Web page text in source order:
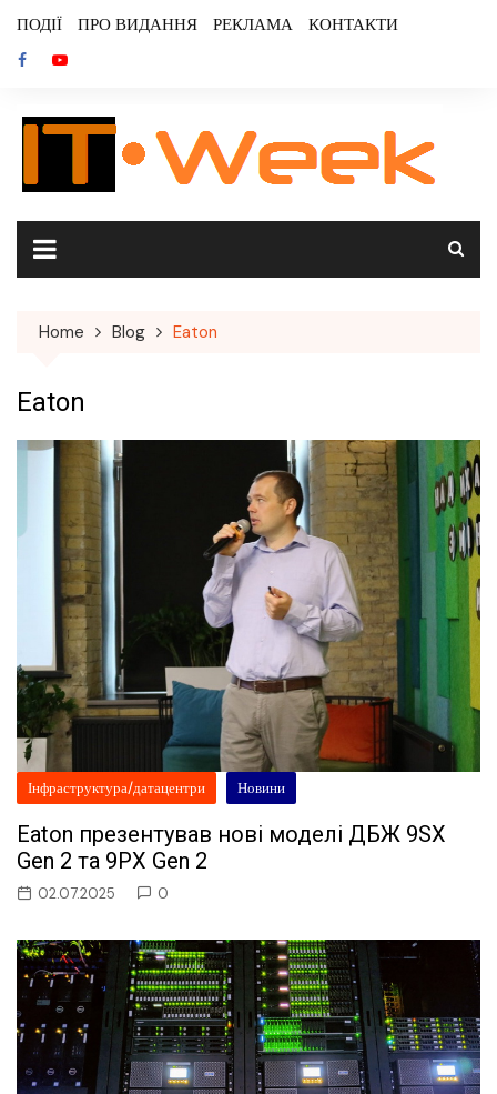
content
ПОДІЇ ПРО ВИДАННЯ РЕКЛАМА КОНТАКТИ
Home Blog Eaton
Eaton
Інфраструктура/датацентри Новини
Eaton презентував нові моделі ДБЖ 9SX
Gen 2 та 9PX Gen 2
02.07.2025 0